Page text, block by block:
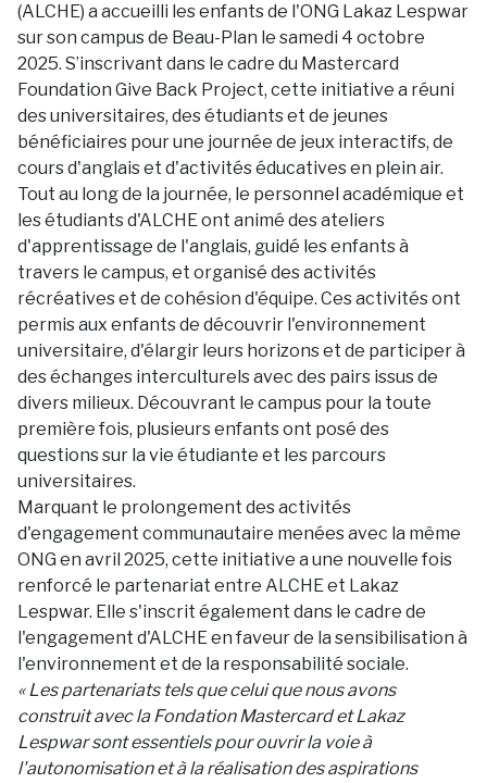
(ALCHE) a accueilli les enfants de l'ONG Lakaz Lespwar
sur son campus de Beau-Plan le samedi 4 octobre
2025. S’inscrivant dans le cadre du Mastercard
Foundation Give Back Project, cette initiative a réuni
des universitaires, des étudiants et de jeunes
bénéficiaires pour une journée de jeux interactifs, de
cours d'anglais et d'activités éducatives en plein air.
Tout au long de la journée, le personnel académique et
les étudiants d'ALCHE ont animé des ateliers
d'apprentissage de l'anglais, guidé les enfants à
travers le campus, et organisé des activités
récréatives et de cohésion d'équipe. Ces activités ont
permis aux enfants de découvrir l'environnement
universitaire, d'élargir leurs horizons et de participer à
des échanges interculturels avec des pairs issus de
divers milieux. Découvrant le campus pour la toute
première fois, plusieurs enfants ont posé des
questions sur la vie étudiante et les parcours
universitaires.
Marquant le prolongement des activités
d'engagement communautaire menées avec la même
ONG en avril 2025, cette initiative a une nouvelle fois
renforcé le partenariat entre ALCHE et Lakaz
Lespwar. Elle s'inscrit également dans le cadre de
l'engagement d'ALCHE en faveur de la sensibilisation à
l'environnement et de la responsabilité sociale.
« Les partenariats tels que celui que nous avons
construit avec la Fondation Mastercard et Lakaz
Lespwar sont essentiels pour ouvrir la voie à
l'autonomisation et à la réalisation des aspirations